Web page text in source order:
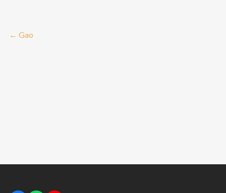
← Gao